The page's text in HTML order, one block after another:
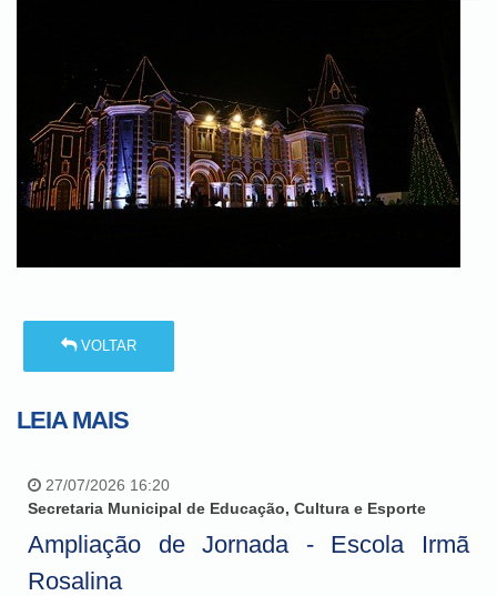
VOLTAR
LEIA MAIS
27/07/2026 16:20
Secretaria Municipal de Educação, Cultura e Esporte
Ampliação de Jornada - Escola Irmã
Rosalina